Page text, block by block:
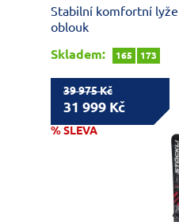
Stabilní komfortní
oblouk
Skladem:
165 173
39 975 Kč
31 999 Kč
% SLEVA